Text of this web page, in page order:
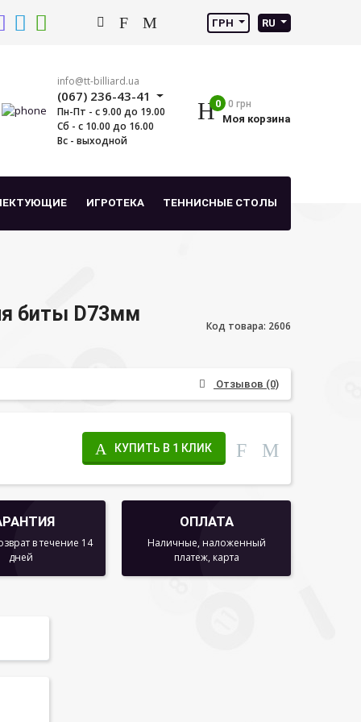
ГРН RU
info@tt-billiard.ua
(067) 236-43-41
Пн-Пт - с 9.00 до 19.00
Сб - с 10.00 до 16.00
Вс - выходной
0 0 грн
Моя корзина
ИГРОТЕКА ТЕННИСНЫЕ СТОЛЫ
биты D73мм
Код товара: 2606
Отзывов (0)
КУПИТЬ В 1 КЛИК
в течение 14
дней
ОПЛАТА
Наличные, наложенный
платеж, карта